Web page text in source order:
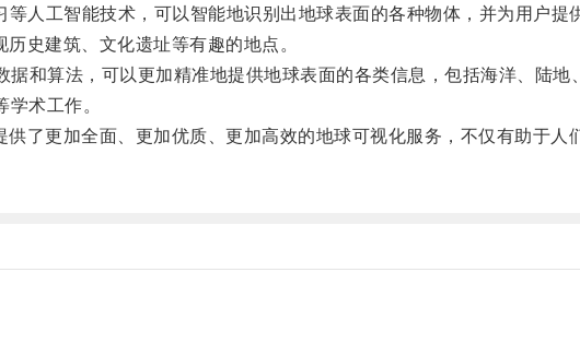
工智能技术，可以智能地识别出地球表面的各种物体，并为用户提
史建筑、文化遗址等有趣的地点。
算法，可以更加精准地提供地球表面的各类信息，包括海洋、陆地
术工作。
更加全面、更加优质、更加高效的地球可视化服务，不仅有助于人